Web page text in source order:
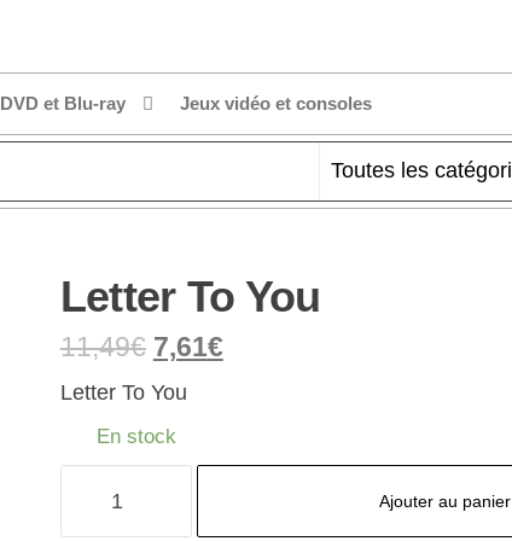
DVD et Blu-ray Jeux vidéo et consoles
Letter To You
11,49€ 7,61€
Letter To You
En stock
Ajouter au panier